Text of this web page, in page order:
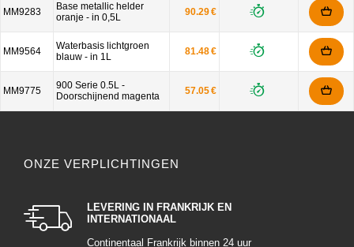
MM9283
Base metallic helder
oranje - in 0,5L
90.29 €
MM9564
Waterbasis lichtgroen
blauw - in 1L
81.48 €
MM9775
900 Serie 0.5L -
Doorschijnend magenta
57.05 €
ONZE VERPLICHTINGEN
LEVERING IN FRANKRIJK EN
INTERNATIONAAL
Continentaal Frankrijk binnen 24 uur